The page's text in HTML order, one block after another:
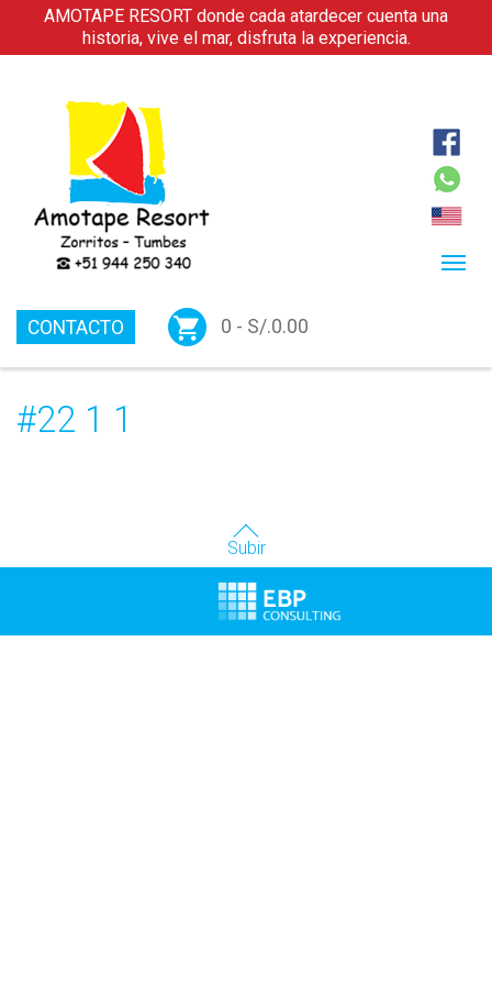
AMOTAPE RESORT donde cada atardecer cuenta una
historia, vive el mar, disfruta la experiencia.
CONTACTO 0 - S/.0.00
#22 1 1
Subir